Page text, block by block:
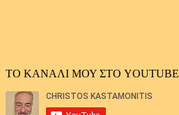
ΤΟ ΚΑΝΑΛΙ ΜΟΥ ΣΤΟ YOUTUBE